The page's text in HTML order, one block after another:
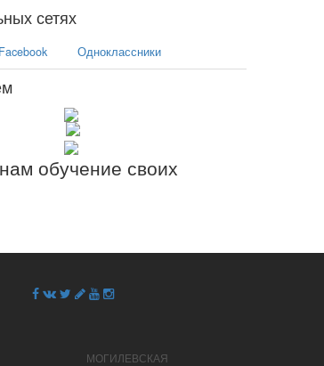
сетях
Facebook Одноклассники
обучение своих
МОГИЛЕВСКАЯ